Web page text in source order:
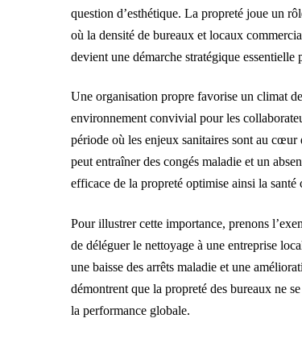
question d’esthétique. La propreté joue un
où la densité de bureaux et locaux
devient une démarche stratégique
Une organisation propre favorise un climat
environnement convivial pour les
période où les enjeux sanitaires sont au cœur
peut entraîner des congés maladie et un
efficace de la propreté optimise ainsi la
Pour illustrer cette importance, prenons
de déléguer le nettoyage à une entreprise
une baisse des arrêts maladie et une
démontrent que la propreté des bureaux ne
la performance globale.